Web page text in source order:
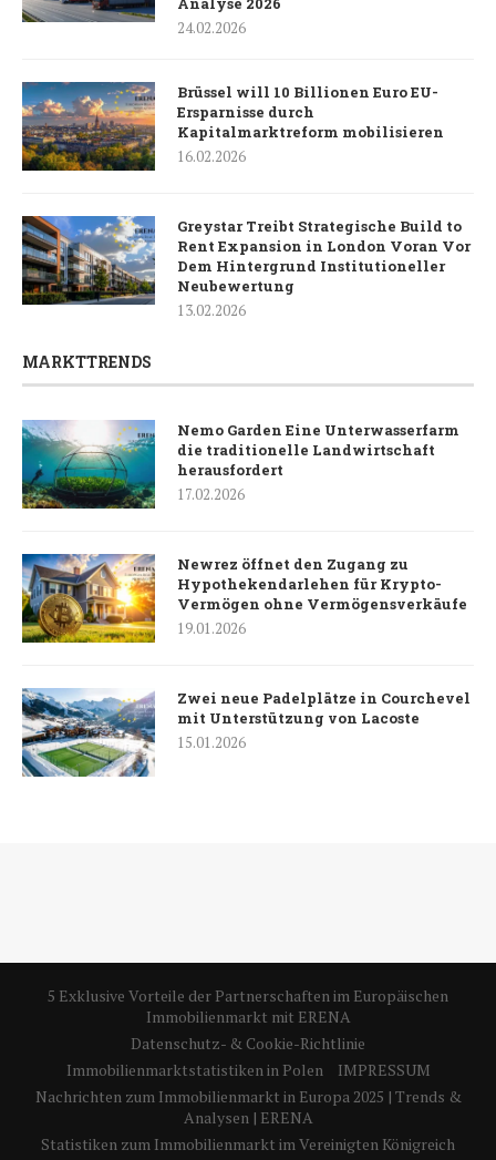
24.02.2026
Brüssel will 10 Billionen Euro EU-
Ersparnisse durch
Kapitalmarktreform mobilisieren
16.02.2026
Greystar Treibt Strategische Build to
Rent Expansion in London Voran Vor
Dem Hintergrund Institutioneller
Neubewertung
13.02.2026
MARKTTRENDS
Nemo Garden Eine Unterwasserfarm
die traditionelle Landwirtschaft
herausfordert
17.02.2026
Newrez öffnet den Zugang zu
Hypothekendarlehen für Krypto-
Vermögen ohne Vermögensverkäufe
19.01.2026
Zwei neue Padelplätze in Courchevel
mit Unterstützung von Lacoste
15.01.2026
5 Exklusive Vorteile der Partnerschaften im Europäischen
Immobilienmarkt mit ERENA
Datenschutz- & Cookie-Richtlinie
Immobilienmarktstatistiken in Polen
IMPRESSUM
Nachrichten zum Immobilienmarkt in Europa 2025 | Trends &
Analysen | ERENA
Statistiken zum Immobilienmarkt im Vereinigten Königreich